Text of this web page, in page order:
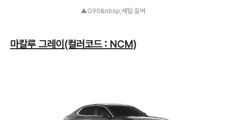
▲G90&nbsp;세빌 실버
마칼루 그레이(컬러코드 : NCM)